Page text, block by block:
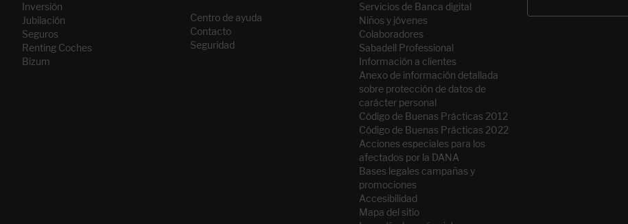
Inversión
Jubilación
Seguros
Renting Coches
Bizum
Centro de ayuda
Contacto
Seguridad
Servicios de Banca digital
Niños y jóvenes
Colaboradores
Sabadell Professional
Información a clientes
Anexo de información detallada
sobre protección de datos de
carácter personal
Código de Buenas Prácticas 2012
Código de Buenas Prácticas 2022
Acciones especiales para los
afectados por la DANA
Bases legales campañas y
promociones
Accesibilidad
Mapa del sitio